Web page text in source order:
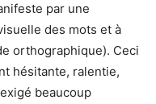
par une
des mots et à
orthographique). Ceci
hésitante, ralentie,
beaucoup